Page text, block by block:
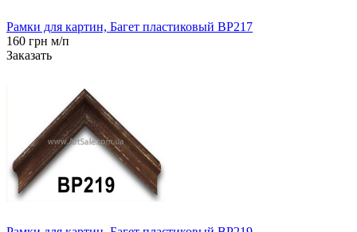
Рамки для картин, Багет пластиковый BP217
160 грн м/п
Заказать